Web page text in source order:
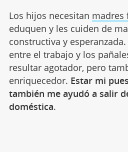
Los hijos necesitan madres
eduquen y les cuiden de
constructiva y
entre el trabajo y los
resultar agotador, pero
enriquecedor. Estar mi
también me ayudó a salir
doméstica.